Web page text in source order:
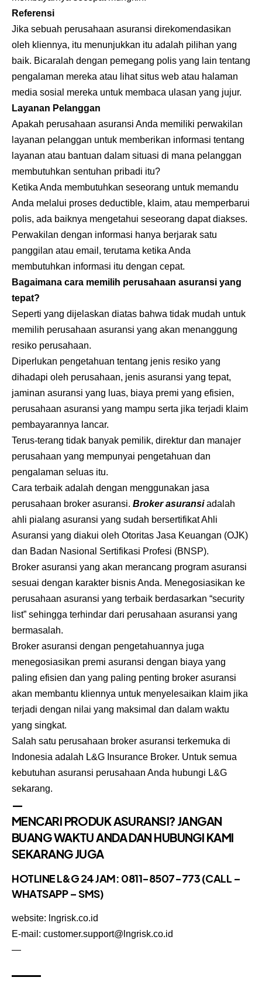
Referensi
Jika sebuah perusahaan asuransi direkomendasikan
oleh kliennya, itu menunjukkan itu adalah pilihan yang
baik. Bicaralah dengan pemegang polis yang lain tentang
pengalaman mereka atau lihat situs web atau halaman
media sosial mereka untuk membaca ulasan yang jujur.
Layanan Pelanggan
Apakah perusahaan asuransi Anda memiliki perwakilan
layanan pelanggan untuk memberikan informasi tentang
layanan atau bantuan dalam situasi di mana pelanggan
membutuhkan sentuhan pribadi itu?
Ketika Anda membutuhkan seseorang untuk memandu
Anda melalui proses deductible, klaim, atau memperbarui
polis, ada baiknya mengetahui seseorang dapat diakses.
Perwakilan dengan informasi hanya berjarak satu
panggilan atau email, terutama ketika Anda
membutuhkan informasi itu dengan cepat.
Bagaimana cara memilih perusahaan asuransi yang
tepat?
Seperti yang dijelaskan diatas bahwa tidak mudah untuk
memilih perusahaan asuransi yang akan menanggung
resiko perusahaan.
Diperlukan pengetahuan tentang jenis resiko yang
dihadapi oleh perusahaan, jenis asuransi yang tepat,
jaminan asuransi yang luas, biaya premi yang efisien,
perusahaan asuransi yang mampu serta jika terjadi klaim
pembayarannya lancar.
Terus-terang tidak banyak pemilik, direktur dan manajer
perusahaan yang mempunyai pengetahuan dan
pengalaman seluas itu.
Cara terbaik adalah dengan menggunakan jasa
perusahaan broker asuransi. Broker asuransiadalah
ahli pialang asuransi yang sudah bersertifikat Ahli
Asuransi yang diakui oleh Otoritas Jasa Keuangan (OJK)
dan Badan Nasional Sertifikasi Profesi (BNSP).
Broker asuransi yang akan merancang program asuransi
sesuai dengan karakter bisnis Anda. Menegosiasikan ke
perusahaan asuransi yang terbaik berdasarkan “security
list” sehingga terhindar dari perusahaan asuransi yang
bermasalah.
Broker asuransi dengan pengetahuannya juga
menegosiasikan premi asuransi dengan biaya yang
paling efisien dan yang paling penting broker asuransi
akan membantu kliennya untuk menyelesaikan klaim jika
terjadi dengan nilai yang maksimal dan dalam waktu
yang singkat.
Salah satu perusahaan broker asuransi terkemuka di
Indonesia adalah L&G Insurance Broker. Untuk semua
kebutuhan asuransi perusahaan Anda hubungi L&G
sekarang.
—
MENCARI PRODUK ASURANSI? JANGAN
BUANG WAKTU ANDA DAN HUBUNGI KAMI
SEKARANG JUGA
HOTLINE L&G 24 JAM: 0811-8507-773 (CALL –
WHATSAPP – SMS)
website: lngrisk.co.id
E-mail: customer.support@lngrisk.co.id
—